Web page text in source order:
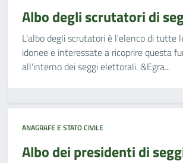
Albo degli scrutatori di
L'albo degli scrutatori è l'elenco di tutte
idonee e interessate a ricoprire questa
all'interno dei seggi elettorali. &Egra...
ANAGRAFE E STATO CIVILE
Albo dei presidenti di